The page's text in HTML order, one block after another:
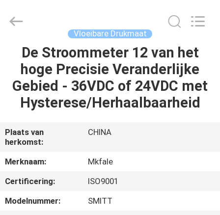
HUIS
PRODUCTEN
ONGEVEER
ONS
FABRIEKSREIS
KWALITEITSCONTROLE
Export
Co.,Ltd..
Vloeibare Drukmaat
De Stroommeter 12 van het
hoge Precisie Veranderlijke
Gebied - 36VDC of 24VDC met
Hysterese/Herhaalbaarheid
Plaats van
herkomst:
CHINA
Merknaam:
Mkfale
Certificering:
ISO9001
Modelnummer:
SMITT